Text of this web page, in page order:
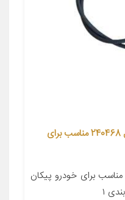
کابل کلاچ انژکتور نگین موتور مدل 240468 مناسب برای
برای خودرو پیکان